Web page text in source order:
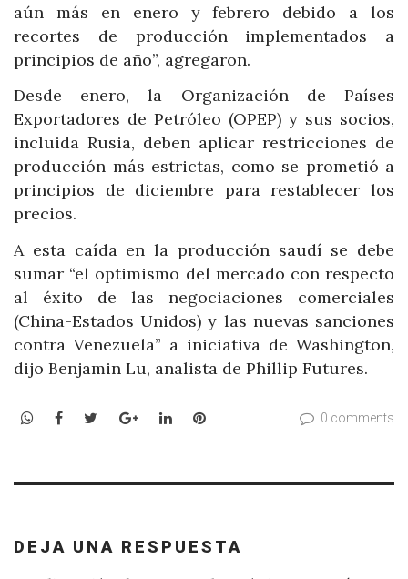
aún más en enero y febrero debido a los
recortes de producción implementados a
principios de año”, agregaron.
Desde enero, la Organización de Países
Exportadores de Petróleo (OPEP) y sus socios,
incluida Rusia, deben aplicar restricciones de
producción más estrictas, como se prometió a
principios de diciembre para restablecer los
precios.
A esta caída en la producción saudí se debe
sumar “el optimismo del mercado con respecto
al éxito de las negociaciones comerciales
(China-Estados Unidos) y las nuevas sanciones
contra Venezuela” a iniciativa de Washington,
dijo Benjamin Lu, analista de Phillip Futures.
WhatsApp
Facebook
TwitterGoogle+LinkedInPinterest 0 comments
DEJA UNA RESPUESTA